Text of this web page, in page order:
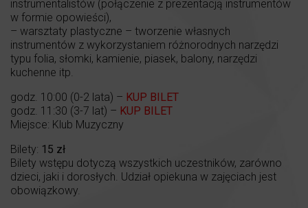
instrumentalistów (połączenie z prezentacją instrumentów
w formie opowieści),
– warsztaty plastyczne – tworzenie własnych
instrumentów z wykorzystaniem różnorodnych narzędzi
typu folia, słomki, kamienie, piasek, balony, narzędzi
kuchenne itp.
godz. 10:00 (0-2 lata) – KUP BILET
godz. 11:30 (3-7 lat) – KUP BILET
Miejsce: Klub Muzyczny
Bilety: 15 zł
Bilety wstępu dotyczą wszystkich uczestników, zarówno
dzieci, jaki i dorosłych. Udział opiekuna w zajęciach jest
obowiązkowy.